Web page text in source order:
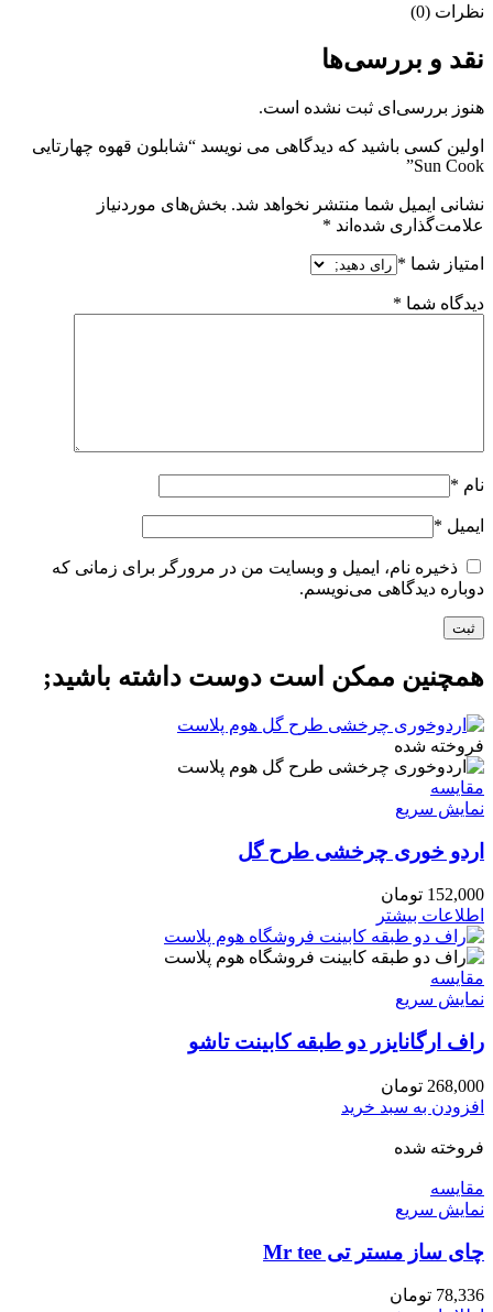
نظرات (0)
نقد و بررسی‌ها
هنوز بررسی‌ای ثبت نشده است.
اولین کسی باشید که دیدگاهی می نویسد “شابلون قهوه چهارتایی
Sun Cook”
نشانی ایمیل شما منتشر نخواهد شد. بخش‌های موردنیاز
علامت‌گذاری شده‌اند *
امتیاز شما *
دیدگاه شما *
نام *
ایمیل *
ذخیره نام، ایمیل و وبسایت من در مرورگر برای زمانی که
دوباره دیدگاهی می‌نویسم.
همچنین ممکن است دوست داشته باشید;
فروخته شده
مقايسه
نمایش سریع
اردو خوری چرخشی طرح گل
152,000 تومان
اطلاعات بیشتر
مقايسه
نمایش سریع
راف ارگانایزر دو طبقه کابینت تاشو
268,000 تومان
افزودن به سبد خرید
فروخته شده
مقايسه
نمایش سریع
چای ساز مستر تی Mr tee
78,336 تومان